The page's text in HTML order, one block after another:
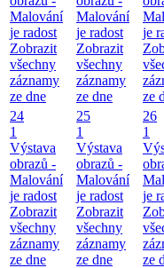
Malování
je radost
Zobrazit
všechny
záznamy
ze dne
Malování
je radost
Zobrazit
všechny
záznamy
ze dne
je
ze
24
1
Výstava
obrazů -
Malování
je radost
Zobrazit
všechny
záznamy
ze dne
25
1
Výstava
obrazů -
Malování
je radost
Zobrazit
všechny
záznamy
ze dne
26
1
je
ze